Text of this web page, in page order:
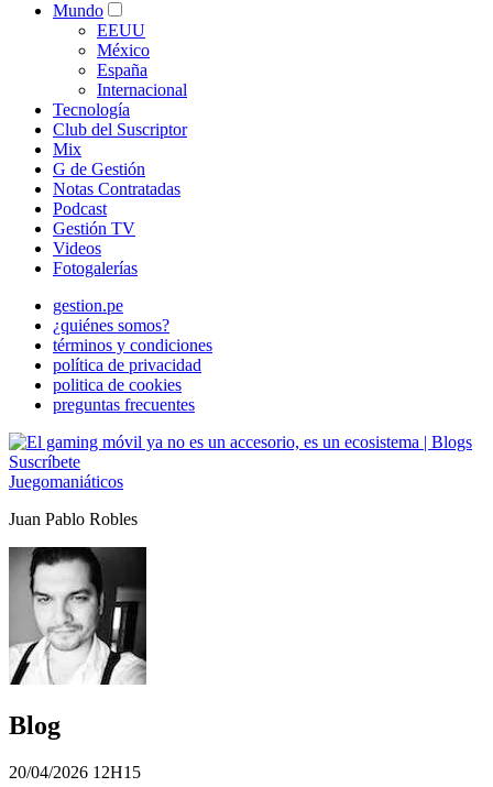
Mundo
EEUU
México
España
Internacional
Tecnología
Club del Suscriptor
Mix
G de Gestión
Notas Contratadas
Podcast
Gestión TV
Videos
Fotogalerías
gestion.pe
¿quiénes somos?
términos y condiciones
política de privacidad
politica de cookies
preguntas frecuentes
Suscríbete
Juegomaniáticos
Juan Pablo Robles
Blog
20/04/2026 12H15